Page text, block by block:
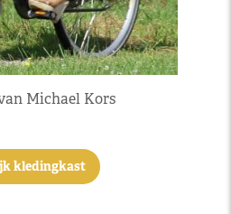
Michael Kors
kledingkast